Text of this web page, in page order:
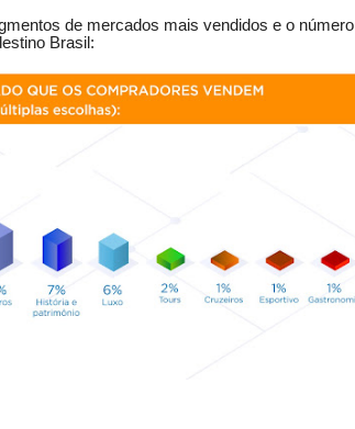
de mercados mais vendidos e o número
Brasil: